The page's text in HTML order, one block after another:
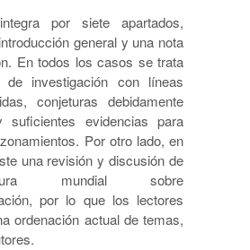
por siete apartados,
general y una nota
En todos los casos se trata
de investigación con líneas
conjeturas debidamente
suficientes evidencias para
Por otro lado, en
una revisión y discusión de
mundial sobre
por lo que los lectores
ordenación actual de temas,